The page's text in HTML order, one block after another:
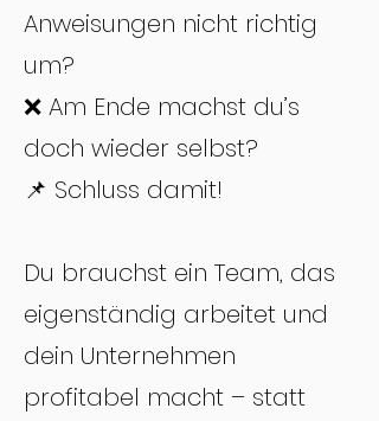
Anweisungen nicht richtig
um?
❌ Am Ende machst du’s
doch wieder selbst?
📌 Schluss damit!
Du brauchst ein Team, das
eigenständig arbeitet und
dein Unternehmen
profitabel macht – statt